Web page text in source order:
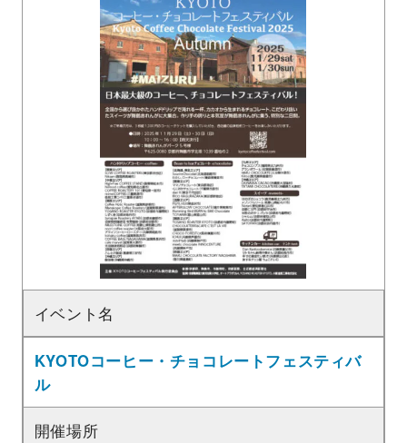
イベント名
KYOTOコーヒー・チョコレートフェスティバ
ル
開催場所